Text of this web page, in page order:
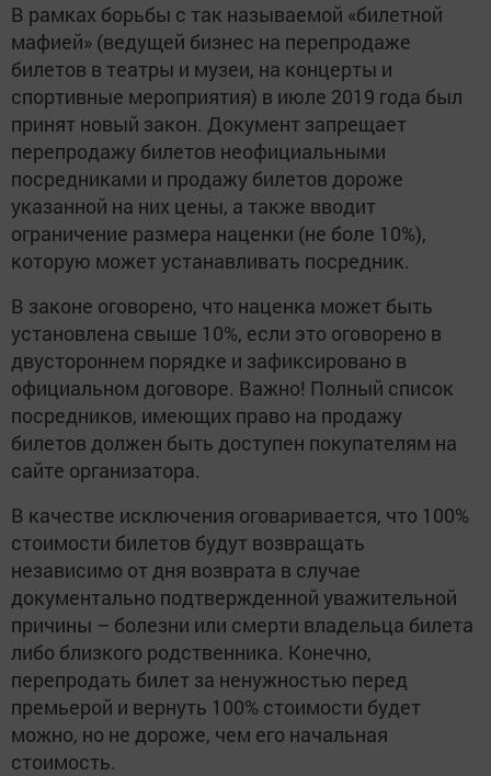
В рамках борьбы с так называемой «билетной
мафией» (ведущей бизнес на перепродаже
билетов в театры и музеи, на концерты и
спортивные мероприятия) в июле 2019 года был
принят новый закон. Документ запрещает
перепродажу билетов неофициальными
посредниками и продажу билетов дороже
указанной на них цены, а также вводит
ограничение размера наценки (не боле 10%),
которую может устанавливать посредник.
В законе оговорено, что наценка может быть
установлена свыше 10%, если это оговорено в
двустороннем порядке и зафиксировано в
официальном договоре. Важно! Полный список
посредников, имеющих право на продажу
билетов должен быть доступен покупателям на
сайте организатора.
В качестве исключения оговаривается, что 100%
стоимости билетов будут возвращать
независимо от дня возврата в случае
документально подтвержденной уважительной
причины – болезни или смерти владельца билета
либо близкого родственника. Конечно,
перепродать билет за ненужностью перед
премьерой и вернуть 100% стоимости будет
можно, но не дороже, чем его начальная
стоимость.